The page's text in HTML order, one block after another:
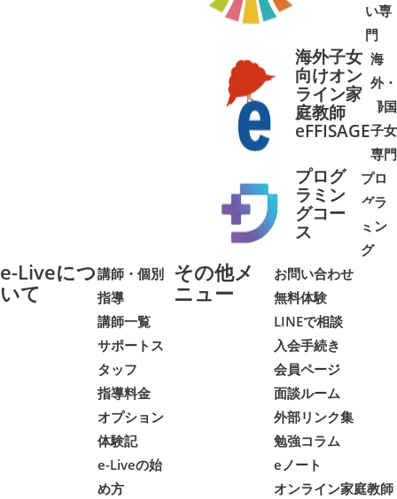
い専
門
海外子女
向けオン
ライン家
庭教師
eFFISAGE
海
外・
帰国
子女
専門
➜➜
プログ
ラミン
グコー
ス
プロ
グラ
ミン
グ
➜➜
e-Liveにつ
いて
講師・個別
指導
講師一覧
サポートス
タッフ
指導料金
オプション
体験記
e-Liveの始
め方
その他メ
ニュー
お問い合わせ
無料体験
LINEで相談
入会手続き
会員ページ
面談ルーム
外部リンク集
勉強コラム
eノート
オンライン家庭教師